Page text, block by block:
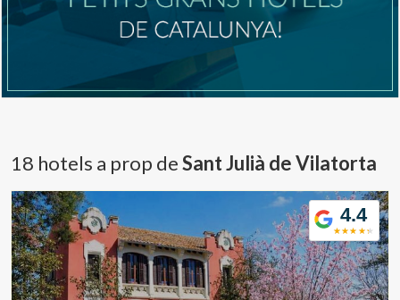
18 hotels a prop deSant Julià de Vilatorta
4.4